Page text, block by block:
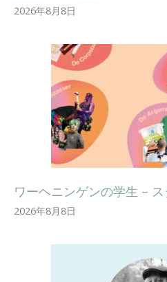
2026年8月8日
ワーヘニンゲンの学生 –
2026年8月8日